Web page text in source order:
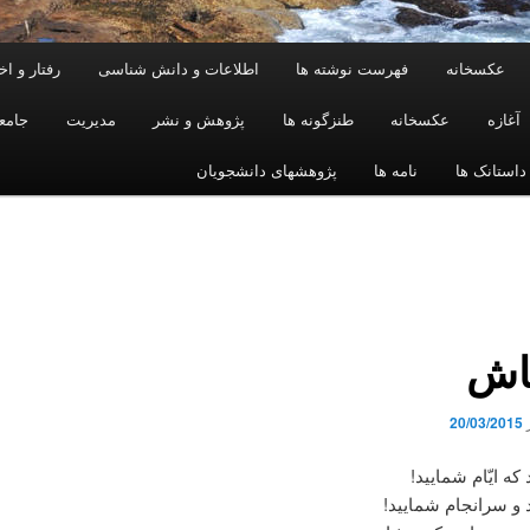
عکسخانه فهرست نوشته ها اطلاعات و دانش شناسی رفتار و
آغازه عکسخانه طنزگونه ها پژوهش و نشر مدیریت
داستانک ها نامه ها پژوهشهای دانشجویان
20/03/2015
که ایّام شمایید!
و سرانجام شمایید!